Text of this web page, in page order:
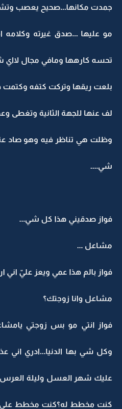
جمدت مكانها...صحيح يعصب
مو عليها ...صدق غيرته
تحسه كارهها ومافي مجال
بلعت ريقها وتركت كتفه وكتمت
لف عنها للجهة الثانية وتغطى
وظلت هي تناظر فيه وهو صاد
شي....
فواز صدقيني هذا كل شي...
مشاعل ...
فواز بالم هذا عمي ويعز عليّ
مشاعل وانا زوجتك؟
فواز انتي مو بس زوجتي
وكل شي بها الدنيا...ادري اني
عليك شهر العسل وليلة العرس
كنت مخطط له؟كنت مخطط على